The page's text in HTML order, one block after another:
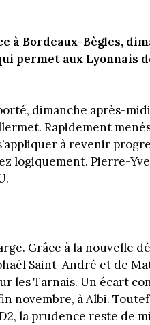
à Bordeaux-Bègles,
permet aux Lyonnais
dimanche après-
Rapidement
à revenir
logiquement. Pierre-
Grâce à la nouvelle
Saint-André et de
les Tarnais. Un écart
novembre, à Albi.
la prudence reste de